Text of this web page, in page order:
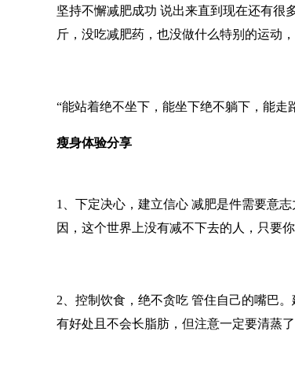
坚持不懈减肥成功 说出来直到现在还有很
斤，没吃减肥药，也没做什么特别的运动
“能站着绝不坐下，能坐下绝不躺下，能走
瘦身体验分享
1、下定决心，建立信心 减肥是件需要意
因，这个世界上没有减不下去的人，只要你
2、控制饮食，绝不贪吃 管住自己的嘴巴
有好处且不会长脂肪，但注意一定要清蒸